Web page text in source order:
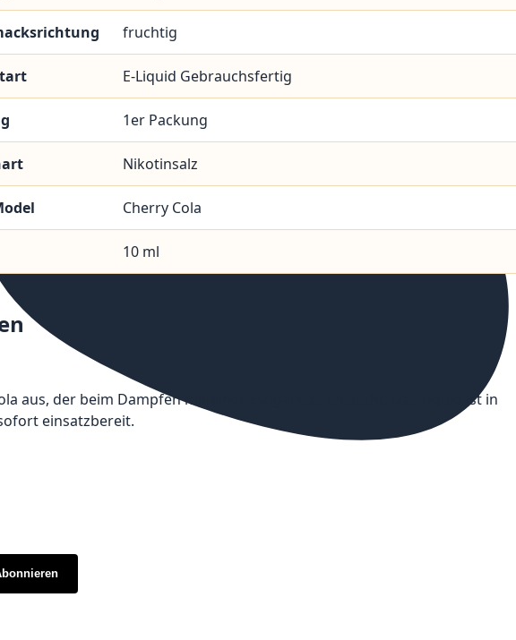
fruchtig
E-Liquid Gebrauchsfertig
1er Packung
Nikotinsalz
Cherry Cola
10 ml
aus, der beim Dampfen mit einer E-Zigarette entsteht. Das Liquid ist in
einsatzbereit.
an: